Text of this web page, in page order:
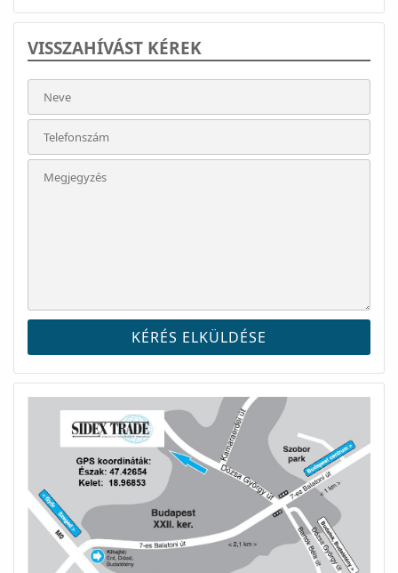
VISSZAHÍVÁST KÉREK